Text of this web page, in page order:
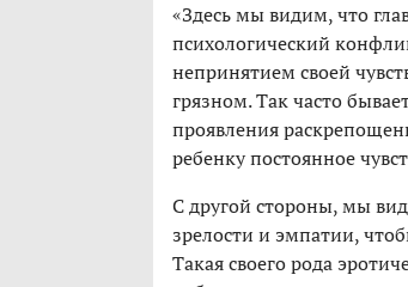
«Здесь мы видим, что
психологический
непринятием своей
грязном. Так часто
проявления
ребенку постоянное
С другой стороны, мы
зрелости и эмпатии,
Такая своего рода